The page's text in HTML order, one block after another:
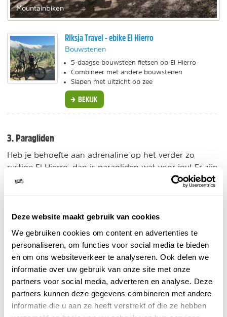
Deze website maakt gebruik van cookies
We gebruiken cookies om content en advertenties te
personaliseren, om functies voor social media te bieden
en om ons websiteverkeer te analyseren. Ook delen we
informatie over uw gebruik van onze site met onze
partners voor social media, adverteren en analyse. Deze
partners kunnen deze gegevens combineren met andere
informatie die u aan ze heeft verstrekt of die ze hebben
Mountainbiken
RIksja Travel - ebike El Hierro
Bouwstenen
5-daagse bouwsteen fietsen op El Hierro
Combineer met andere bouwstenen
Slapen met uitzicht op zee
BEKIJK
3. Paragliden
Heb je behoefte aan adrenaline op het verder zo
rustige El Hierro, dan is paragliden wat voor jou! Er zijn
verschillende punten op het eiland vanwaar je je
El Golfo
vallei rijzen en de gunstige winden die er staan, is dit
zijn hier de meeste vertrekpunten. Andere
vertrekpunten
Tacorón, Echedo en bij Mirador de Las Playas.